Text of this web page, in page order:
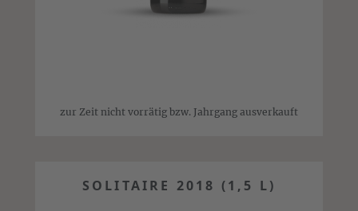
zur Zeit nicht vorrätig bzw. Jahrgang ausverkauft
SOLITAIRE 2018 (1,5 L)